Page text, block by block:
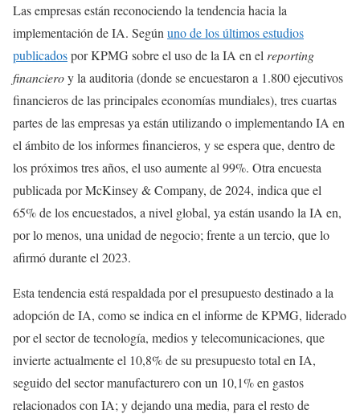
Las empresas están reconociendo la tendencia hacia la
implementación de IA. Según uno de los últimos estudios
publicadospor KPMG sobre el uso de la IA en el reporting
financieroy la auditoria (donde se encuestaron a 1.800 ejecutivos
financieros de las principales economías mundiales), tres cuartas
partes de las empresas ya están utilizando o implementando IA en
el ámbito de los informes financieros, y se espera que, dentro de
los próximos tres años, el uso aumente al 99%. Otra encuesta
publicada por McKinsey & Company, de 2024, indica que el
65% de los encuestados, a nivel global, ya están usando la IA en,
por lo menos, una unidad de negocio; frente a un tercio, que lo
afirmó durante el 2023.
Esta tendencia está respaldada por el presupuesto destinado a la
adopción de IA, como se indica en el informe de KPMG, liderado
por el sector de tecnología, medios y telecomunicaciones, que
invierte actualmente el 10,8% de su presupuesto total en IA,
seguido del sector manufacturero con un 10,1% en gastos
relacionados con IA; y dejando una media, para el resto de